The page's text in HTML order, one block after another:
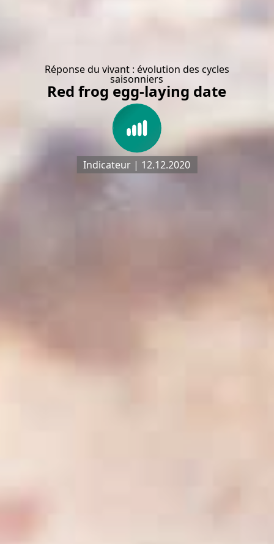
Réponse du vivant : évolution des cycles
saisonniers
Red frog egg-laying date
Indicateur | 12.12.2020